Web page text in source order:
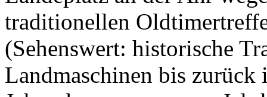
traditionellen
(Sehenswert: historische
Landmaschinen bis zurück